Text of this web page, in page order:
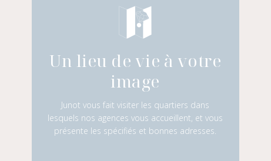
Un lieu de vie à votre
image
Junot vous fait visiter les quartiers dans
lesquels nos agences vous accueillent, et vous
présente les spécifiés et bonnes adresses.